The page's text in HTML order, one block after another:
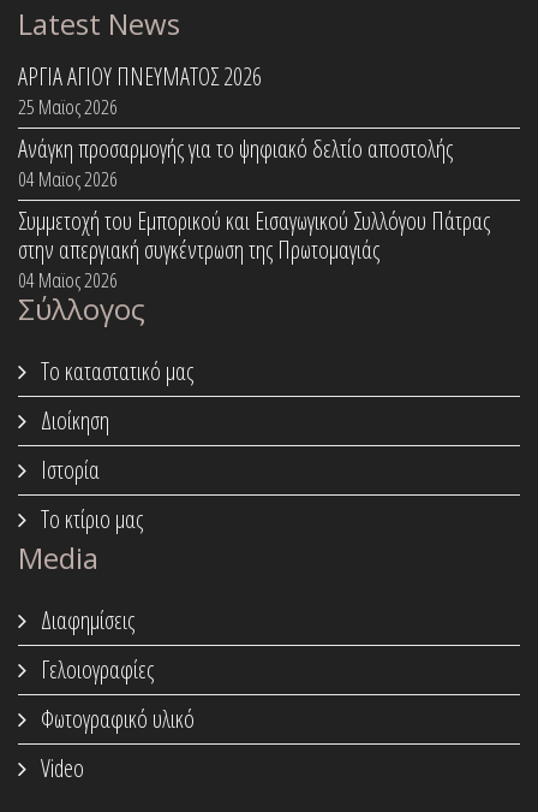
Latest News
ΑΡΓΙΑ ΑΓΙΟΥ ΠΝΕΥΜΑΤΟΣ 2026
25 Μαϊος 2026
Ανάγκη προσαρμογής για το ψηφιακό δελτίο αποστολής
04 Μαϊος 2026
Συμμετοχή του Εμπορικού και Εισαγωγικού Συλλόγου Πάτρας
στην απεργιακή συγκέντρωση της Πρωτομαγιάς
04 Μαϊος 2026
Σύλλογος
Το καταστατικό μας
Διοίκηση
Ιστορία
Το κτίριο μας
Media
Διαφημίσεις
Γελοιογραφίες
Φωτογραφικό υλικό
Video